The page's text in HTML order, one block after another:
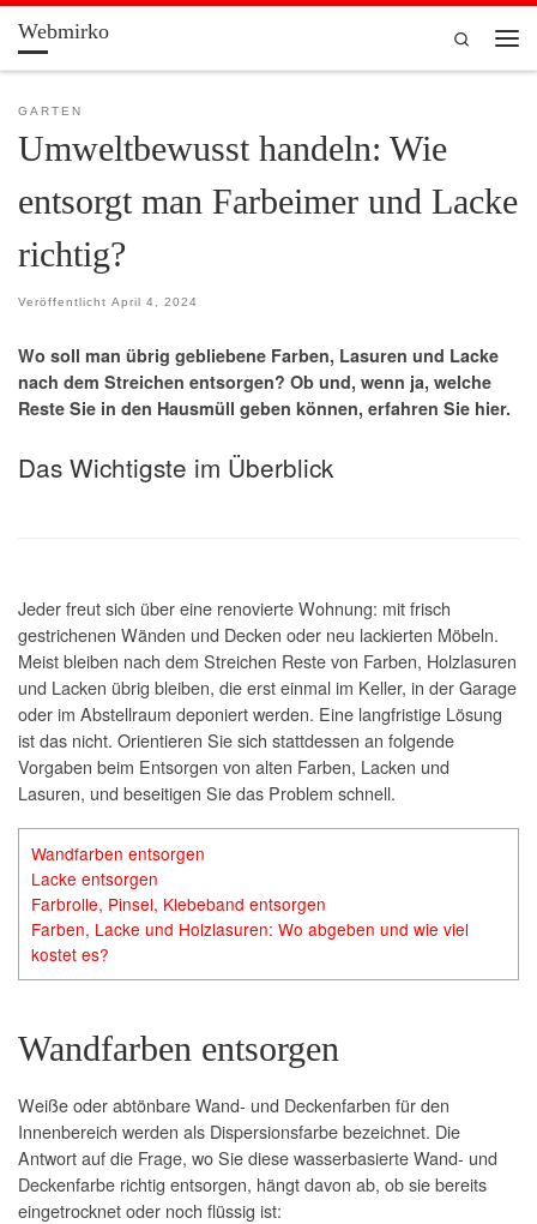
Zum Inhalt springen
Webmirko
Search
GARTEN
Umweltbewusst handeln: Wie
entsorgt man Farbeimer und Lacke
richtig?
Veröffentlicht April 4, 2024
Wo soll man übrig gebliebene Farben, Lasuren und Lacke
nach dem Streichen entsorgen? Ob und, wenn ja, welche
Reste Sie in den Hausmüll geben können, erfahren Sie hier.
Das Wichtigste im Überblick
Jeder freut sich über eine renovierte Wohnung: mit frisch
gestrichenen Wänden und Decken oder neu lackierten Möbeln.
Meist bleiben nach dem Streichen Reste von Farben, Holzlasuren
und Lacken übrig bleiben, die erst einmal im Keller, in der Garage
oder im Abstellraum deponiert werden. Eine langfristige Lösung
ist das nicht. Orientieren Sie sich stattdessen an folgende
Vorgaben beim Entsorgen von alten Farben, Lacken und
Lasuren, und beseitigen Sie das Problem schnell.
Wandfarben entsorgen
Lacke entsorgen
Farbrolle, Pinsel, Klebeband entsorgen
Farben, Lacke und Holzlasuren: Wo abgeben und wie viel
kostet es?
Wandfarben entsorgen
Weiße oder abtönbare Wand- und Deckenfarben für den
Innenbereich werden als Dispersionsfarbe bezeichnet. Die
Antwort auf die Frage, wo Sie diese wasserbasierte Wand- und
Deckenfarbe richtig entsorgen, hängt davon ab, ob sie bereits
eingetrocknet oder noch flüssig ist: